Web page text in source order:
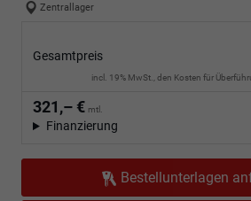
Zentrallager
Gesamtpreis
incl. 19% MwSt., den Kosten für
321,– € mtl.
Finanzierung
Bestellunterlagen